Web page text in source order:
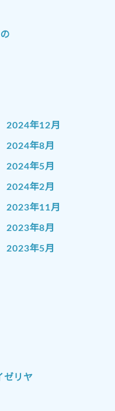
2024年12月
2024年8月
2024年5月
2024年2月
2023年11月
2023年8月
2023年5月
2021年11月
ゼリヤ